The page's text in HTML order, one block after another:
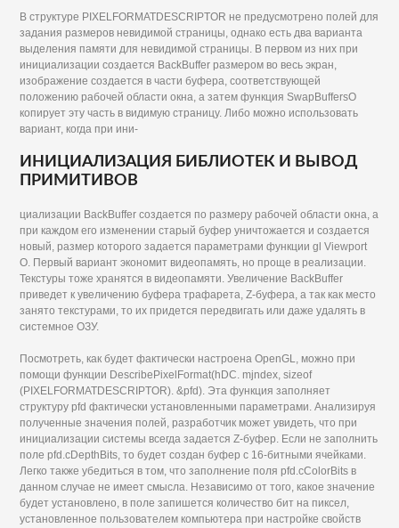
В структуре PIXELFORMATDESCRIPTOR не предусмотрено полей для
задания размеров невидимой страницы, однако есть два варианта
выделения памяти для невидимой страницы. В первом из них при
инициализации создается BackBuffer размером во весь экран,
изображение создается в части буфера, соответствующей
положению рабочей области окна, а затем функция SwapBuffersO
копирует эту часть в видимую страницу. Либо можно использовать
вариант, когда при ини-
ИНИЦИАЛИЗАЦИЯ БИБЛИОТЕК И ВЫВОД
ПРИМИТИВОВ
циализации BackBuffer создается по размеру рабочей области окна, а
при каждом его изменении старый буфер уничтожается и создается
новый, размер которого задается параметрами функции gl Viewport
О. Первый вариант экономит видеопамять, но проще в реализации.
Текстуры тоже хранятся в видеопамяти. Увеличение BackBuffer
приведет к увеличению буфера трафарета, Z-буфера, а так как место
занято текстурами, то их придется передвигать или даже удалять в
системное ОЗУ.
Посмотреть, как будет фактически настроена OpenGL, можно при
помощи функции DescribePixelFormat(hDC. mjndex, sizeof
(PIXELFORMATDESCRIPTOR). &pfd). Эта функция заполняет
структуру pfd фактически установленными параметрами. Анализируя
полученные значения полей, разработчик может увидеть, что при
инициализации системы всегда задается Z-буфер. Если не заполнить
поле pfd.cDepthBits, то будет создан буфер с 16-битными ячейками.
Легко также убедиться в том, что заполнение поля pfd.cColorBits в
данном случае не имеет смысла. Независимо от того, какое значение
будет установлено, в поле запишется количество бит на пиксел,
установленное пользователем компьютера при настройке свойств